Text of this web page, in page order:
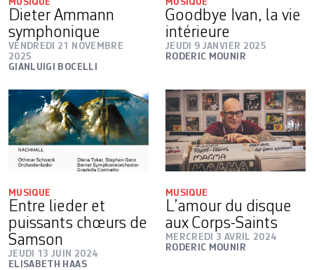
MUSIQUE
Dieter Ammann
symphonique
VENDREDI 21 NOVEMBRE
2025
GIANLUIGI BOCELLI
MUSIQUE
Goodbye Ivan, la vie
intérieure
JEUDI 9 JANVIER 2025
RODERIC MOUNIR
MUSIQUE
Entre lieder et
puissants chœurs de
Samson
JEUDI 13 JUIN 2024
ELISABETH HAAS
MUSIQUE
L’amour du disque
aux Corps-Saints
MERCREDI 3 AVRIL 2024
RODERIC MOUNIR